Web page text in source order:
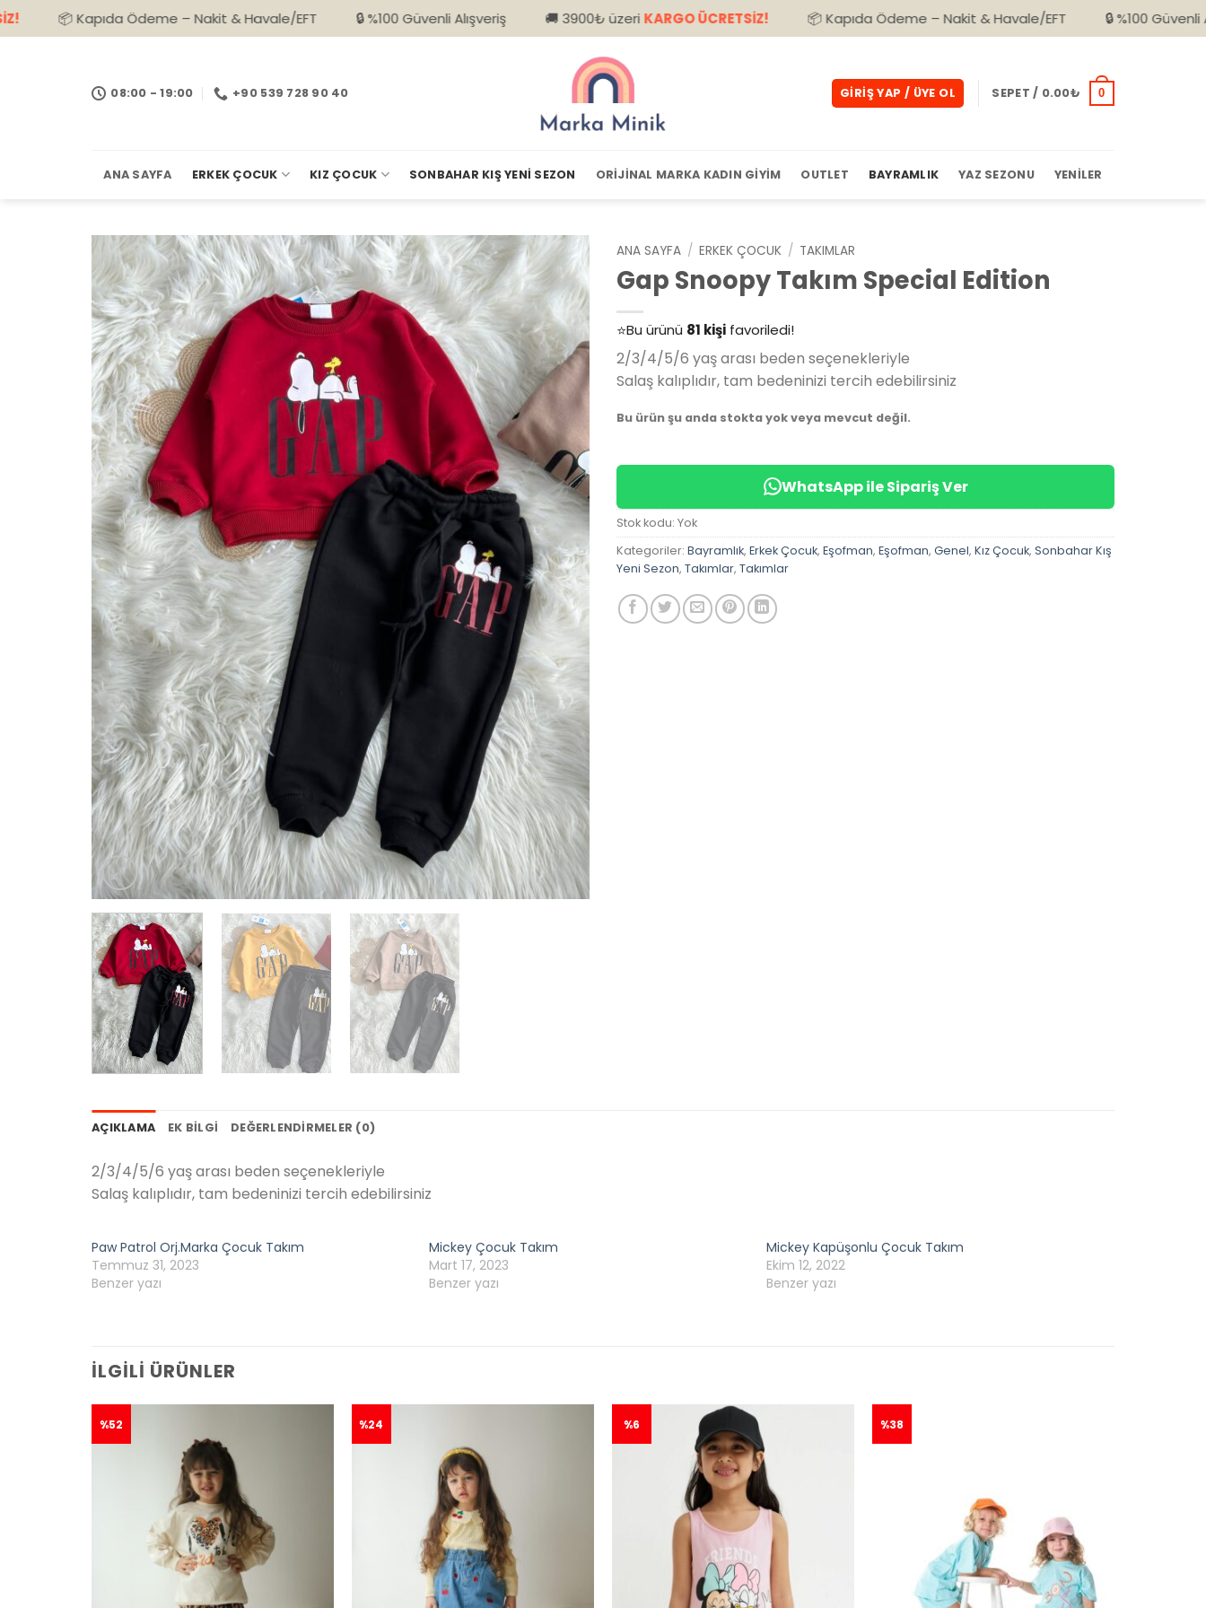
İçeriğe
atla
Ödeme – Nakit & Havale/EFT 🔒 %100 Güvenli Alışveriş 🚚 3900₺ üzeriKARGO ÜCRETSİZ! 📦 Kapıda Ödeme – Nakit & Havale/EFT 🔒 %100 Güvenli Alışveriş
08:00 - 19:00 +90 539 728 90 40 GIRIŞ YAP / ÜYE OL SEPET / 0.00₺ 0
ANA SAYFA ERKEK ÇOCUK KIZ ÇOCUK SONBAHAR KIŞ YENI SEZON ORIJINAL MARKA KADIN GIYIM OUTLET BAYRAMLIK YAZ SEZONU YENILER
ANA SAYFA / ERKEK ÇOCUK / TAKIMLAR
Gap Snoopy Takım Special Edition
👀Şu an
⭐️Bu ürünü 81 kişi favoriledi!
🛒39 kişisepetine ekledi!
✅Bugün14 adetsatıldı
2/3/4/5/6 yaş arası beden seçenekleriyle
Salaş kalıplıdır, tam bedeninizi tercih edebilirsiniz
Bu ürün şu anda stokta yok veya mevcut değil.
WhatsApp ile Sipariş Ver
Stok kodu: Yok
Kategoriler: Bayramlık, Erkek Çocuk, Eşofman, Eşofman, Genel, Kız Çocuk, Sonbahar Kış
Yeni Sezon, Takımlar, Takımlar
AÇIKLAMA EK BILGI DEĞERLENDIRMELER (0)
2/3/4/5/6 yaş arası beden seçenekleriyle
Salaş kalıplıdır, tam bedeninizi tercih edebilirsiniz
Paw Patrol Orj.Marka Çocuk Takım
Temmuz 31, 2023
Benzer yazı
Mickey Çocuk Takım
Mart 17, 2023
Benzer yazı
Mickey Kapüşonlu Çocuk Takım
Ekim 12, 2022
Benzer yazı
İLGILI ÜRÜNLER
%52 %24 %6 %38